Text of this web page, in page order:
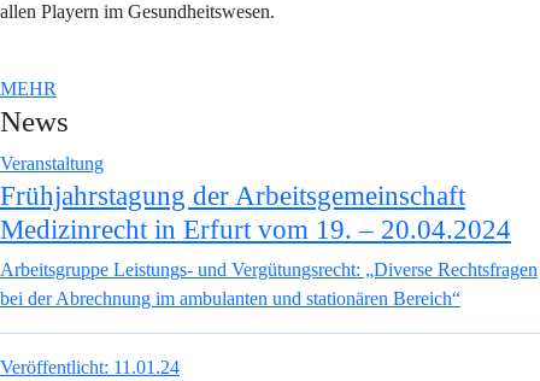
allen Playern im Gesundheitswesen.
MEHR
News
Veranstaltung
Frühjahrstagung der Arbeitsgemeinschaft
Medizinrecht in Erfurt vom 19. – 20.04.2024
Arbeitsgruppe Leistungs- und Vergütungsrecht: „Diverse Rechtsfragen
bei der Abrechnung im ambulanten und stationären Bereich“
Veröffentlicht: 11.01.24